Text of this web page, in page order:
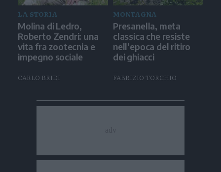
LA STORIA
Molina di Ledro,
Roberto Zendri: una
vita fra zootecnia e
impegno sociale
CARLO BRIDI
MONTAGNA
Presanella, meta
classica che resiste
nell'epoca del ritiro
dei ghiacci
FABRIZIO TORCHIO